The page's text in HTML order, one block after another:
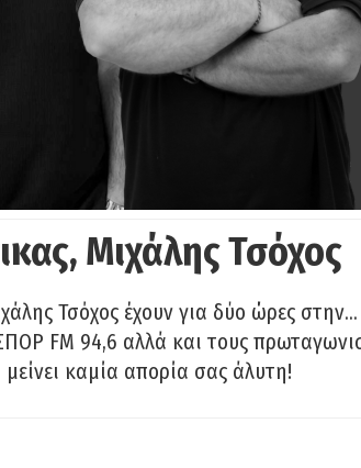
Μιχάλης Τσόχος
Τσόχος έχουν για δύο ώρες
FM 94,6 αλλά και τους
καμία απορία σας άλυτη!